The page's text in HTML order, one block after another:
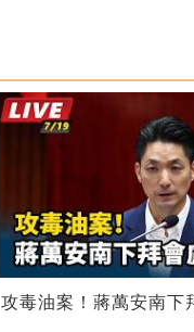
攻毒油案！蔣萬安南下